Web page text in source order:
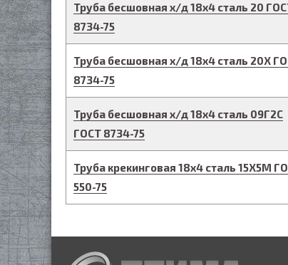
Труба бесшовная х/д18х4 сталь 20
8734-75
Труба бесшовная х/д18х4 сталь 20Х
8734-75
Труба бесшовная х/д18х4 сталь 09Г2С
ГОСТ 8734-75
Труба крекинговая 18х4 сталь 15Х5М
550-75